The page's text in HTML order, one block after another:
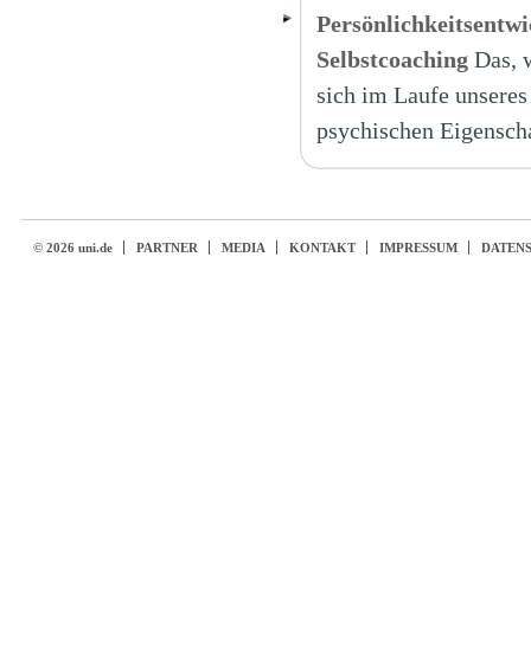
Selbstcoaching Das,
sich im Laufe
psychischen
© 2026 uni.de PARTNER MEDIA KONTAKT IMPRESSUM